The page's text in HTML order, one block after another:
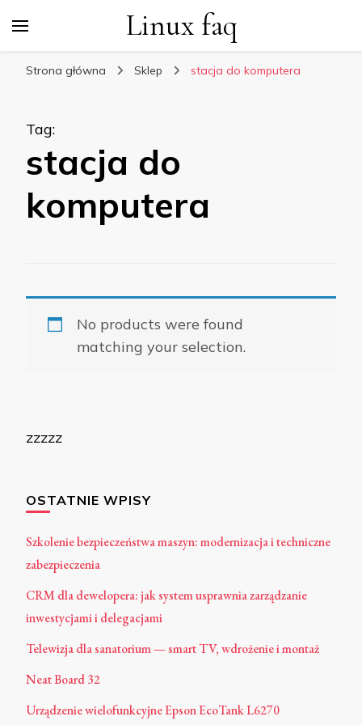
Linux faq
Strona główna Sklep stacja do komputera
Tag:
stacja do
komputera
No products were found
matching your selection.
zzzzz
OSTATNIE WPISY
Szkolenie bezpieczeństwa maszyn: modernizacja i techniczne
zabezpieczenia
CRM dla dewelopera: jak system usprawnia zarządzanie
inwestycjami i delegacjami
Telewizja dla sanatorium — smart TV, wdrożenie i montaż
Neat Board 32
Urządzenie wielofunkcyjne Epson EcoTank L6270